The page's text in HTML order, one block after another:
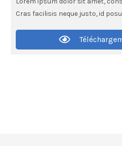
Cras facilisis neque justo, id